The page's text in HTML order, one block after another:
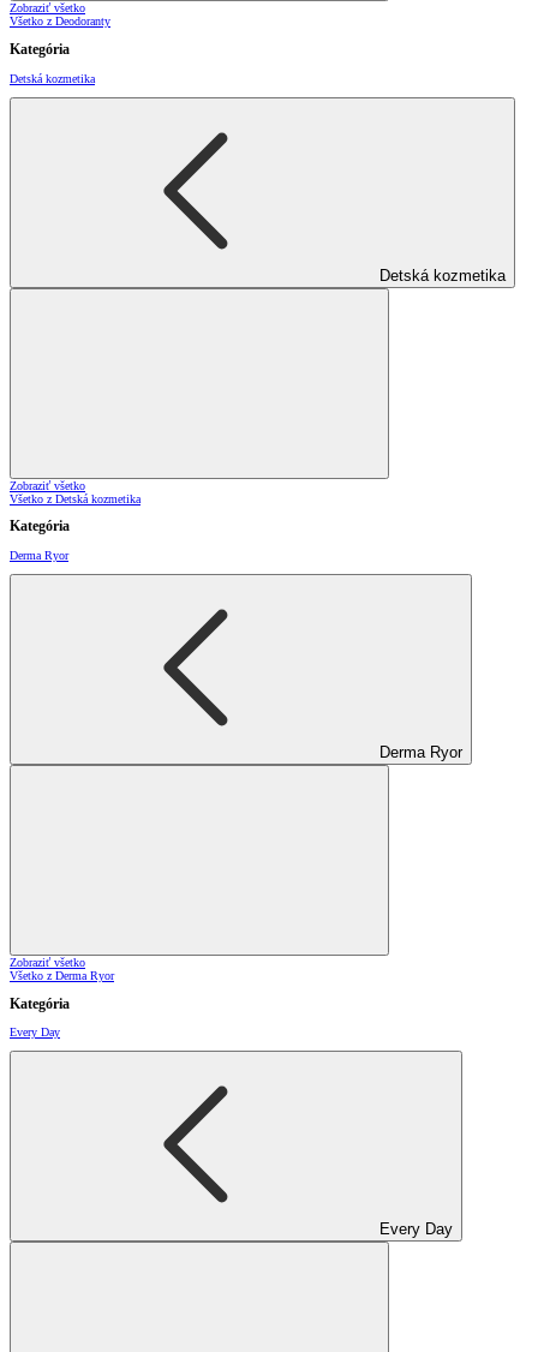
Zobraziť všetko
Všetko z Deodoranty
Kategória
Detská kozmetika
Detská kozmetika
Zobraziť všetko
Všetko z Detská kozmetika
Kategória
Derma Ryor
Derma Ryor
Zobraziť všetko
Všetko z Derma Ryor
Kategória
Every Day
Every Day